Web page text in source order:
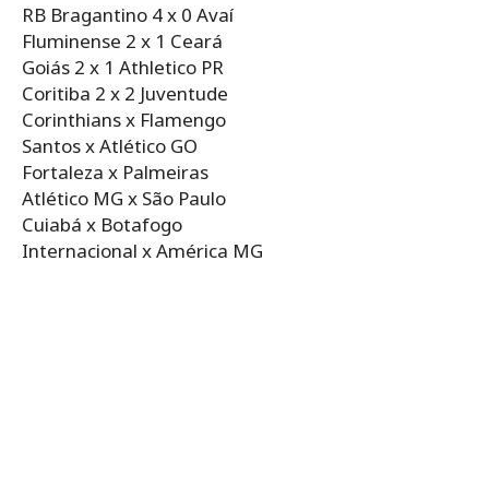
RB Bragantino 4 x 0 Avaí
Fluminense 2 x 1 Ceará
Goiás 2 x 1 Athletico PR
Coritiba 2 x 2 Juventude
Corinthians x Flamengo
Santos x Atlético GO
Fortaleza x Palmeiras
Atlético MG x São Paulo
Cuiabá x Botafogo
Internacional x América MG